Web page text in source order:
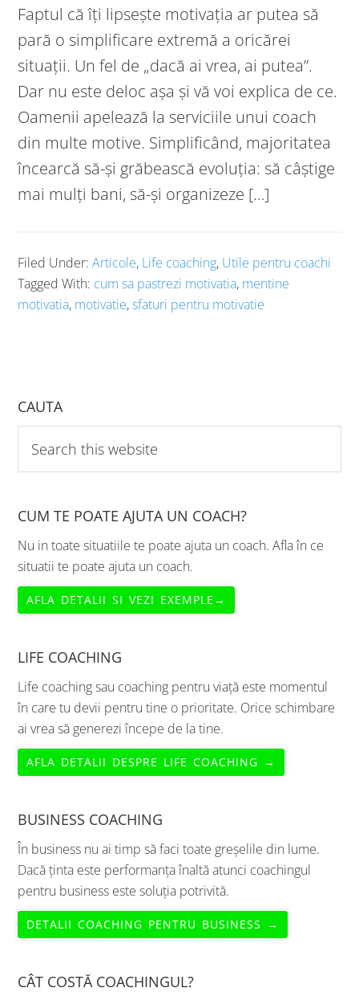
Faptul că îți lipsește motivația ar putea să
pară o simplificare extremă a oricărei
situații. Un fel de „dacă ai vrea, ai putea”.
Dar nu este deloc așa și vă voi explica de ce.
Oamenii apelează la serviciile unui coach
din multe motive. Simplificând, majoritatea
încearcă să-și grăbească evoluția: să câștige
mai mulți bani, să-și organizeze […]
Filed Under:Articole, Life coaching, Utile pentru coachi
Tagged With: cum sa pastrezi motivatia, mentine
motivatia, motivatie,sfaturi pentru motivatie
CAUTA
this
website
CUM TE POATE AJUTA UN COACH?
Nu in toate situatiile te poate ajuta un coach. Afla în ce
situatii te poate ajuta un coach.
AFLA DETALII SI VEZI EXEMPLE→
LIFE COACHING
Life coaching sau coaching pentru viață este momentul
în care tu devii pentru tine o prioritate. Orice schimbare
ai vrea să generezi începe de la tine.
AFLA DETALII DESPRE LIFE COACHING →
BUSINESS COACHING
În business nu ai timp să faci toate greșelile din lume.
Dacă ținta este performanța înaltă atunci coachingul
pentru business este soluția potrivită.
DETALII COACHING PENTRU BUSINESS →
CÂT COSTĂ COACHINGUL?